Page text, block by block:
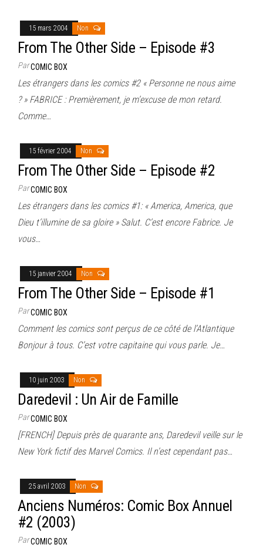
15 mars 2004 Non
From The Other Side – Episode #3
ParCOMIC BOX
Les étrangers dans les comics #2 « Personne ne nous aime
? » FABRICE : Premièrement, je m’excuse de mon retard.
Comme…
15 février 2004 Non
From The Other Side – Episode #2
ParCOMIC BOX
Les étrangers dans les comics #1: « America, America, que
Dieu t’illumine de sa gloire » Salut. C’est encore Fabrice. Je
vous…
15 janvier 2004 Non
From The Other Side – Episode #1
ParCOMIC BOX
Comment les comics sont perçus de ce côté de l’Atlantique
Bonjour à tous. C’est votre capitaine qui vous parle. Je…
10 juin 2003 Non
Daredevil : Un Air de Famille
ParCOMIC BOX
[FRENCH] Depuis près de quarante ans, Daredevil veille sur le
New York fictif des Marvel Comics. Il n’est cependant pas…
25 avril 2003 Non
Anciens Numéros: Comic Box Annuel
#2 (2003)
ParCOMIC BOX